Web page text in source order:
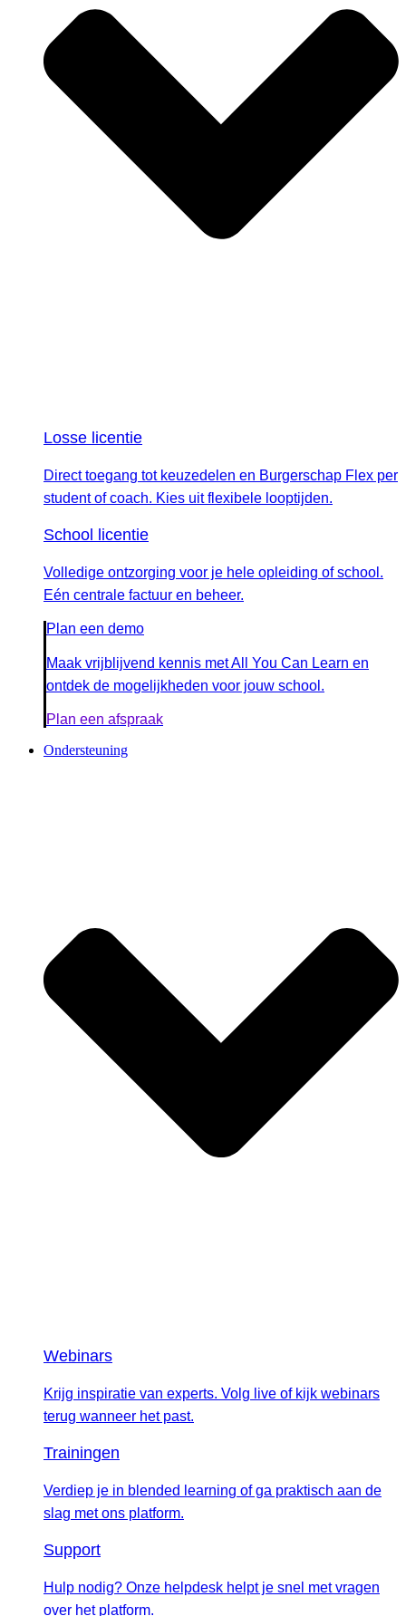
Losse licentie
Direct toegang tot keuzedelen en Burgerschap Flex per
student of coach. Kies uit flexibele looptijden.
School licentie
Volledige ontzorging voor je hele opleiding of school.
Eén centrale factuur en beheer.
Plan een demo
Maak vrijblijvend kennis met All You Can Learn en
ontdek de mogelijkheden voor jouw school.
Plan een afspraak
Ondersteuning
Webinars
Krijg inspiratie van experts. Volg live of kijk webinars
terug wanneer het past.
Trainingen
Verdiep je in blended learning of ga praktisch aan de
slag met ons platform.
Support
Hulp nodig? Onze helpdesk helpt je snel met vragen
over het platform.